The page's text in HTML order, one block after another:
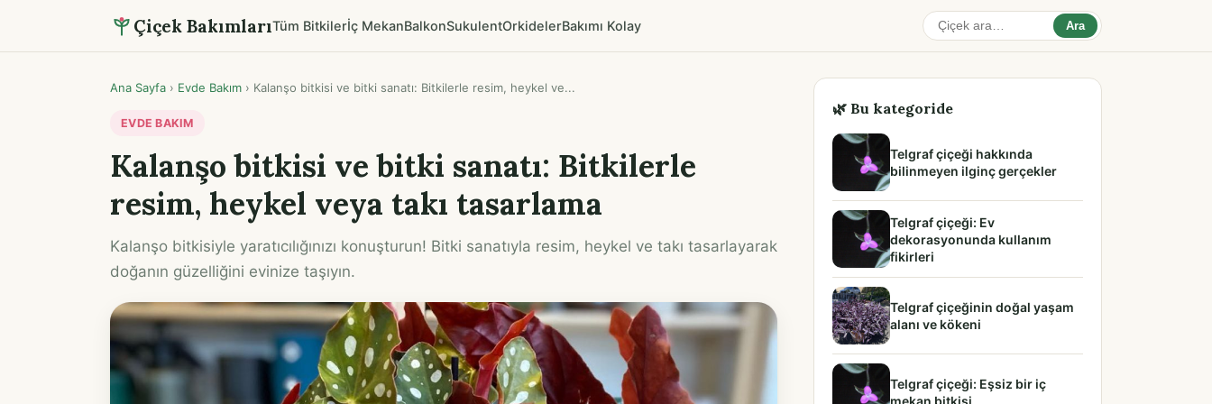
Çiçek BakımlarıTüm Bitkilerİç MekanBalkonSukulentOrkidelerBakımı Kolay Ara
Ana Sayfa › Evde Bakım › Kalanşo bitkisi ve bitki sanatı: Bitkilerle resim, heykel ve...
EVDE BAKIM
Kalanşo bitkisi ve bitki sanatı: Bitkilerle
resim, heykel veya takı tasarlama
Kalanşo bitkisiyle yaratıcılığınızı konuşturun! Bitki sanatıyla resim, heykel ve takı tasarlayarak
doğanın güzelliğini evinize taşıyın.
🌿 Bu kategoride
Telgraf çiçeği hakkında
bilinmeyen ilginç gerçekler
Telgraf çiçeği: Ev
dekorasyonunda kullanım
fikirleri
Telgraf çiçeğinin doğal yaşam
alanı ve kökeni
Telgraf çiçeği: Eşsiz bir iç
mekan bitkisi